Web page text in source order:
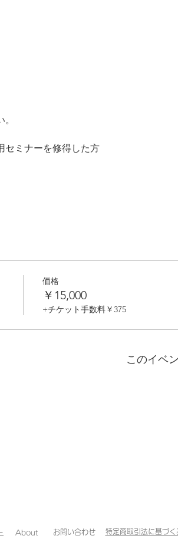
セミナーを修得した方
価格
￥15,000
+チケット手数料￥375
このイベ
​About ​お問い合わせ 特定商取引法に基づく